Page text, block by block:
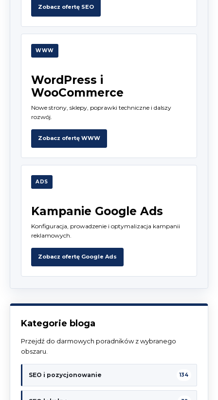
Zobacz ofertę SEO
WWW
WordPress i
WooCommerce
Nowe strony, sklepy, poprawki techniczne i dalszy
rozwój.
Zobacz ofertę WWW
ADS
Kampanie Google Ads
Konfiguracja, prowadzenie i optymalizacja kampanii
reklamowych.
Zobacz ofertę Google Ads
Kategorie bloga
Przejdź do darmowych poradników z wybranego
obszaru.
SEO i pozycjonowanie 134